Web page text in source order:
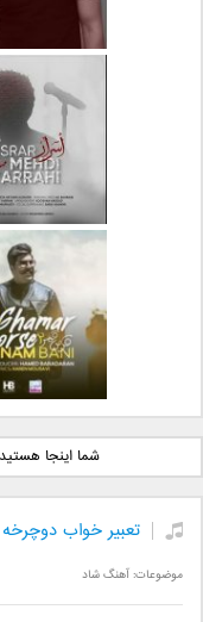
دانلود آهنگ
بهرام بنام
دانلود آهنگ
یراحی بنام
دانلود آهنگ
بانی بنام قرص
شما اینجا
تعبیر خواب
موضوعات:آهنگ شاد